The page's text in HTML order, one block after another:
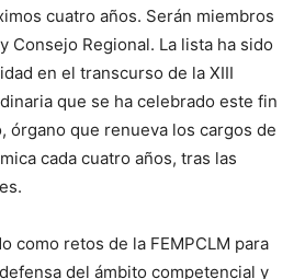
cuatro años. Serán miembros
Consejo Regional. La lista ha sido
en el transcurso de la XIII
que se ha celebrado este fin
órgano que renueva los cargos de
cada cuatro años, tras las
como retos de la FEMPCLM para
del ámbito competencial y